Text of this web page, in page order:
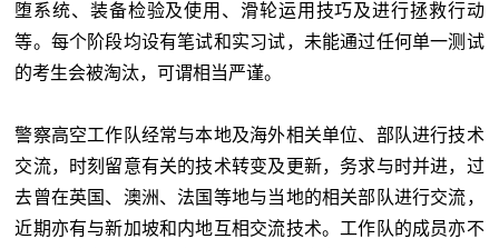
堕系统、装备检验及使用、滑轮运用技巧及进行拯救行动
等。每个阶段均设有笔试和实习试，未能通过任何单一测试
的考生会被淘汰，可谓相当严谨。
警察高空工作队经常与本地及海外相关单位、部队进行技术
交流，时刻留意有关的技术转变及更新，务求与时并进，过
去曾在英国、澳洲、法国等地与当地的相关部队进行交流，
近期亦有与新加坡和内地互相交流技术。工作队的成员亦不